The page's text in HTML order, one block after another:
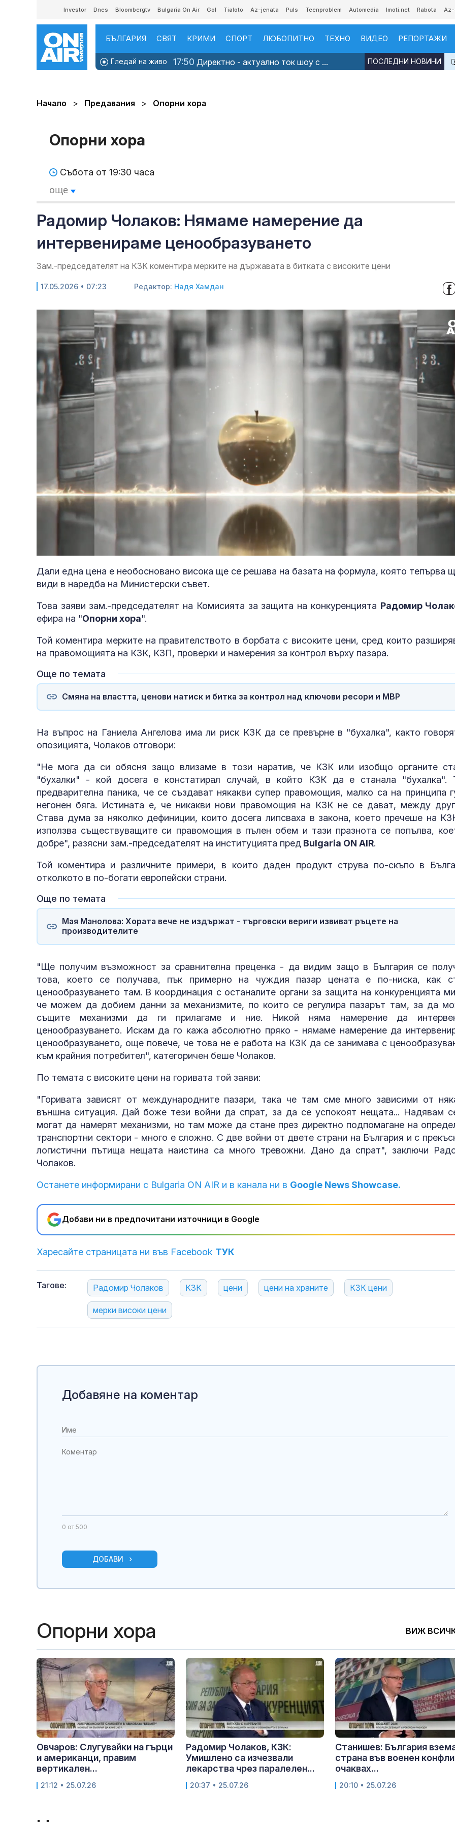
Investor Dnes Bloombergtv Bulgaria On Air Gol Tialoto Az-jenata Puls Teenproblem Automedia Imoti.net Rabota Az-
БЪЛГАРИЯ СВЯТ КРИМИ СПОРТ ЛЮБОПИТНО ТЕХНО ВИДЕО РЕПОРТАЖИ
Гледай на живо 17:50 Директно - актуално ток шоу с ... ПОСЛЕДНИ НОВИНИ
Начало Предавания Опорни хора
Опорни хора
Събота от 19:30 часа
още
Радомир Чолаков: Нямаме намерение да
интервенираме ценообразуването
Зам.-председателят на КЗК коментира мерките на държавата в битката с високите цени
17.05.2026 • 07:23 Редактор: Надя Хамдан
Дали една цена е необосновано висока ще се решава на базата на формула, която тепърва
види в наредба на Министерски съвет.
Това заяви зам.-председателят на Комисията за защита на конкуренцията Радомир
ефира на "Опорни хора".
Той коментира мерките на правителството в борбата с високите цени, сред които
на правомощията на КЗК, КЗП, проверки и намерения за контрол върху пазара.
Още по темата
Смяна на властта, ценови натиск и битка за контрол над ключови ресори и МВР
На въпрос на Ганиела Ангелова има ли риск КЗК да се превърне в "бухалка", както
опозицията, Чолаков отговори:
"Не мога да си обясня защо влизаме в този наратив, че КЗК или изобщо органите
"бухалки" - кой досега е констатирал случай, в който КЗК да е станала "бухалка".
предварителна паника, че се създават някакви супер правомощия, малко са на принципа
негонен бяга. Истината е, че никакви нови правомощия на КЗК не се дават, между
Става дума за няколко дефиниции, които досега липсваха в закона, което пречеше на
използва съществуващите си правомощия в пълен обем и тази празнота се попълва,
добре", разясни зам.-председателят на институцията пред Bulgaria ON AIR.
Той коментира и различните примери, в които даден продукт струва по-скъпо в
отколкото в по-богати европейски страни.
Още по темата
Мая Манолова: Хората вече не издържат - търговски вериги извиват ръцете на
производителите
"Ще получим възможност за сравнителна преценка - да видим защо в България се
това, което се получава, пък примерно на чуждия пазар цената е по-ниска, как
ценообразуването там. В координация с останалите органи за защита на конкуренцията
че можем да добием данни за механизмите, по които се регулира пазарът там, за да
същите механизми да ги прилагаме и ние. Никой няма намерение да
ценообразуването. Искам да го кажа абсолютно пряко - нямаме намерение да
ценообразуването, още повече, че това не е работа на КЗК да се занимава с
към крайния потребител", категоричен беше Чолаков.
По темата с високите цени на горивата той заяви:
"Горивата зависят от международните пазари, така че там сме много зависими от
външна ситуация. Дай боже тези войни да спрат, за да се успокоят нещата... Надявам
могат да намерят механизми, но там може да стане през директно подпомагане на
транспортни сектори - много е сложно. С две войни от двете страни на България и с
логистични пътища нещата наистина са много тревожни. Дано да спрат", заключи
Чолаков.
Останете информирани с Bulgaria ON AIR и в канала ни в Google News Showcase.
Добави ни в предпочитани източници в Google
Харесайте страницата ни във Facebook ТУК
Тагове: Радомир Чолаков КЗК цени цени на храните КЗК цени
мерки високи цени
Путин може
"фалшив
като магнит
комарите, а
ухапванията им?
е насилникът
момчето от
38°, но на
превали и
Добавяне на коментар
0 от 500
ДОБАВИ
Опорни хора ВИЖ
Овчаров: Слугувайки на гърци
и американци, правим
вертикален...
21:12 • 25.07.26
Радомир Чолаков, КЗК:
Умишлено са изчезвали
лекарства чрез паралелен...
20:37 • 25.07.26
Станишев: България
страна във военен
очаквах...
20:10 • 25.07.26